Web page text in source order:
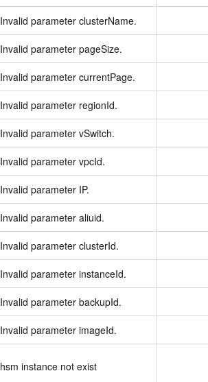
Invalid parameter clusterName.
Invalid parameter pageSize.
Invalid parameter currentPage.
Invalid parameter regionId.
Invalid parameter vSwitch.
Invalid parameter vpcId.
Invalid parameter IP.
Invalid parameter aliuid.
Invalid parameter clusterId.
Invalid parameter instanceId.
Invalid parameter backupId.
Invalid parameter imageId.
hsm instance not exist